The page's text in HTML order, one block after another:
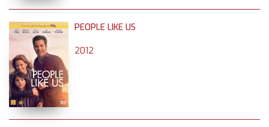
PEOPLE LIKE US
2012